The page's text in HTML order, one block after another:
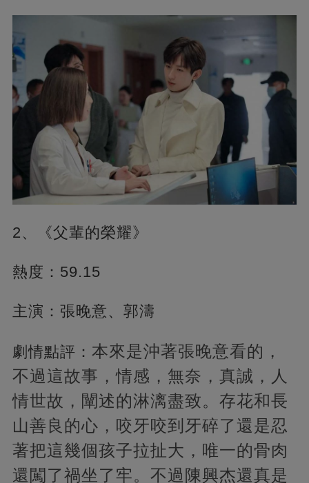
2、《父輩的榮耀》
熱度：59.15
主演：張晚意、郭濤
劇情點評： 本來是沖著張晚意看的，
不過這故事，情感，無奈，真誠，人
情世故，闡述的淋漓盡致。存花和長
山善良的心，咬牙咬到牙碎了還是忍
著把這幾個孩子拉扯大，唯一的骨肉
還闖了禍坐了牢。不過陳興杰還真是